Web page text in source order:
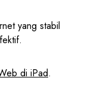
yang stabil
di iPad.